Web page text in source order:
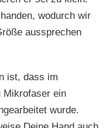
wodurch wir
aussprechen
ist, dass im
Mikrofaser ein
wurde.